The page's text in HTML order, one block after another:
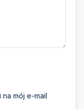
mój e-mail